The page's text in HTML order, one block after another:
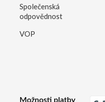
Společenská
odpovědnost
VOP
Možnosti platby